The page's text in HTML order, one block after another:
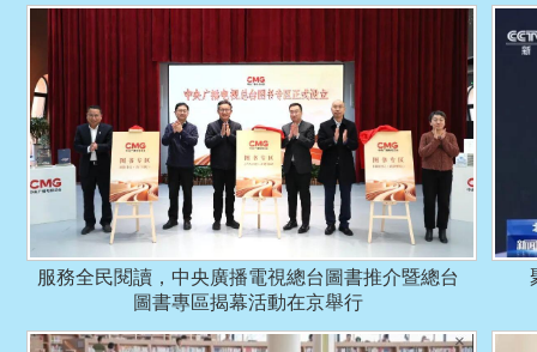
服務全民閱讀，中央廣播電視總台圖書推介暨總台
圖書專區揭幕活動在京舉行